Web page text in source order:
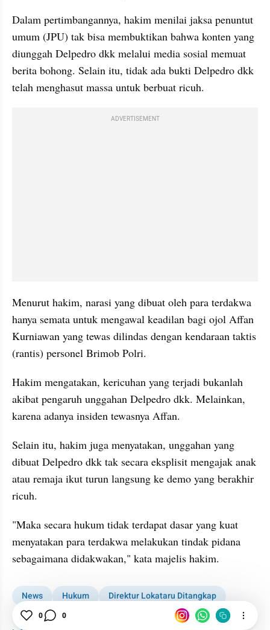
Dalam pertimbangannya, hakim menilai jaksa penuntut
umum (JPU) tak bisa membuktikan bahwa konten yang
diunggah Delpedro dkk melalui media sosial memuat
berita bohong. Selain itu, tidak ada bukti Delpedro dkk
telah menghasut massa untuk berbuat ricuh.
ADVERTISEMENT
Menurut hakim, narasi yang dibuat oleh para terdakwa
hanya semata untuk mengawal keadilan bagi ojol Affan
Kurniawan yang tewas dilindas dengan kendaraan taktis
(rantis) personel Brimob Polri.
Hakim mengatakan, kericuhan yang terjadi bukanlah
akibat pengaruh unggahan Delpedro dkk. Melainkan,
karena adanya insiden tewasnya Affan.
Selain itu, hakim juga menyatakan, unggahan yang
dibuat Delpedro dkk tak secara eksplisit mengajak anak
atau remaja ikut turun langsung ke demo yang berakhir
ricuh.
"Maka secara hukum tidak terdapat dasar yang kuat
menyatakan para terdakwa melakukan tindak pidana
sebagaimana didakwakan," kata majelis hakim.
News Hukum
Direktur Lokataru Ditangkap
Demo
0 0